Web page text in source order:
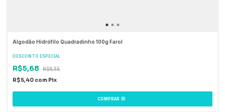
Algodão Hidrófilo Quadradinho 100g Farol
DESCONTO ESPECIAL
R$5,68 R$8,35
R$5,40 com Pix